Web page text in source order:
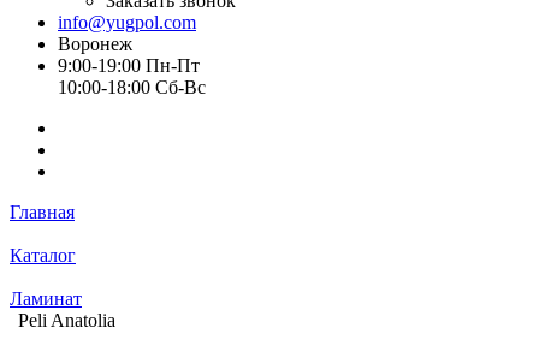
info@yugpol.com
Воронеж
9:00-19:00 Пн-Пт
10:00-18:00 Cб-Вс
Главная
Каталог
Ламинат
Peli Anatolia